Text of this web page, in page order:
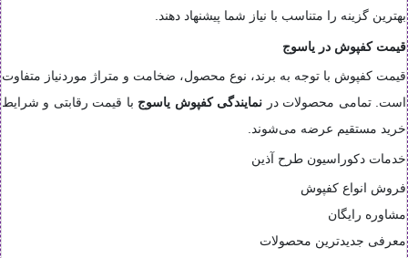
بهترین گزینه را متناسب با نیاز شما پیشنهاد دهند.
قیمت کفپوش در یاسوج
قیمت کفپوش با توجه به برند، نوع محصول، ضخامت و متراژ موردنیاز متفاوت
است. تمامی محصولات در نمایندگی کفپوش یاسوج با قیمت رقابتی و شرایط
خرید مستقیم عرضه می‌شوند.
خدمات دکوراسیون طرح آذین
فروش انواع کفپوش
مشاوره رایگان
معرفی جدیدترین محصولات